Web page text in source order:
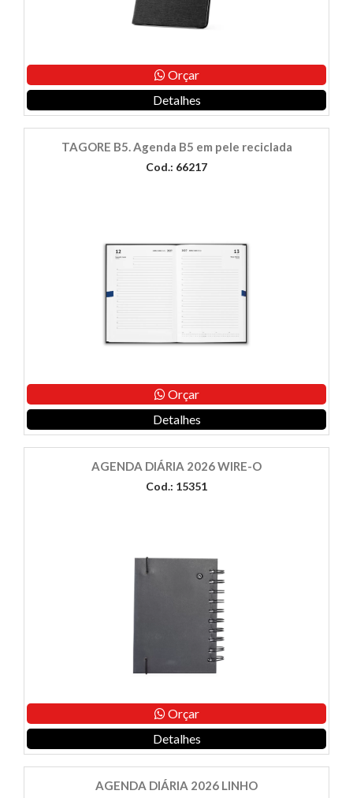
Orçar
Detalhes
TAGORE B5. Agenda B5 em pele reciclada
Cod.: 66217
Orçar
Detalhes
AGENDA DIÁRIA 2026 WIRE-O
Cod.: 15351
Orçar
Detalhes
AGENDA DIÁRIA 2026 LINHO